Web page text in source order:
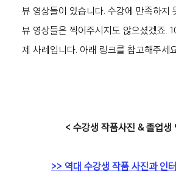
뷰 영상들이 있습니다. 수강에 만족하지
뷰 영상들은 찍어주시지도 않으셨겠죠.
제 사례입니다. 아래 링크를 참고해주세
< 수강생 작품사진 & 졸업생
>> 역대 수강생 작품 사진과 인